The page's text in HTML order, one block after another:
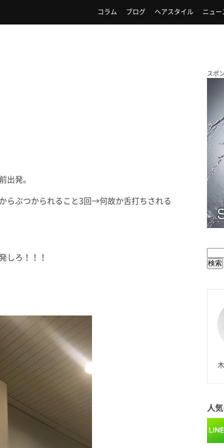
コラム ブログ ヘアスタイル ニュー
出発。
ぶつかられること3回→何故か舌打ちされる
しろ！！！
スポ
人